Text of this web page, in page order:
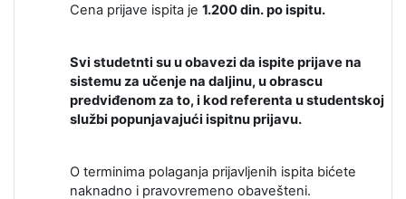
Cena prijave ispita je 1.200 din. po ispitu.
Svi studetnti su u obavezi da ispite prijave na
sistemu za učenje na daljinu, u obrascu
predviđenom za to, i kod referenta u studentskoj
službi popunjavajući ispitnu prijavu.
O terminima polaganja prijavljenih ispita bićete
naknadno i pravovremeno obavešteni.